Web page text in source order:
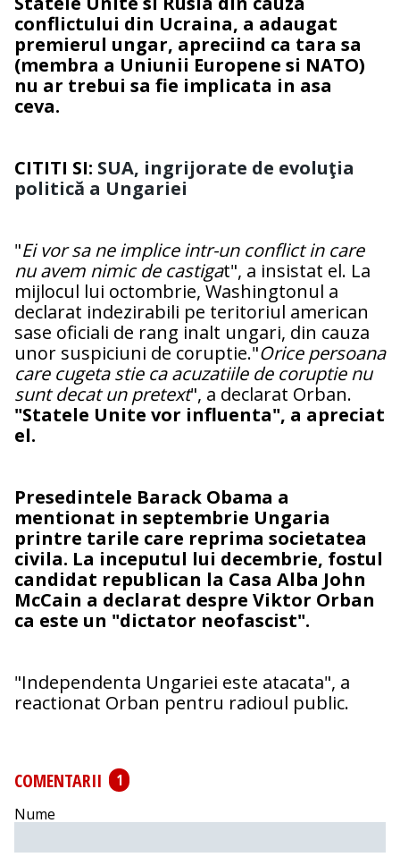
conflictului din Ucraina, a adaugat
premierul ungar, apreciind ca tara sa
(membra a Uniunii Europene si NATO)
nu ar trebui sa fie implicata in asa
ceva.
CITITI SI: SUA, ingrijorate de evoluţia
politică a Ungariei
"Ei vor sa ne implice intr-un conflict in care
nu avem nimic de castigat", a insistat el. La
mijlocul lui octombrie, Washingtonul a
declarat indezirabili pe teritoriul american
sase oficiali de rang inalt ungari, din cauza
unor suspiciuni de coruptie."Orice persoana
care cugeta stie ca acuzatiile de coruptie nu
sunt decat un pretext", a declarat Orban.
"Statele Unite vor influenta", a apreciat
el.
Presedintele Barack Obama a
mentionat in septembrie Ungaria
printre tarile care reprima societatea
civila. La inceputul lui decembrie, fostul
candidat republican la Casa Alba John
McCain a declarat despre Viktor Orban
ca este un "dictator neofascist".
"Independenta Ungariei este atacata", a
reactionat Orban pentru radioul public.
COMENTARII
1
Nume